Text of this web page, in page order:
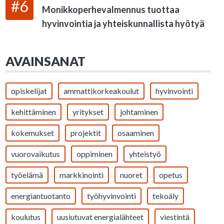
#6
Monikkoperhevalmennus tuottaa
hyvinvointia ja yhteiskunnallista hyötyä
AVAINSANAT
opiskelijat ammattikorkeakoulut hyvinvointi
kehittäminen yritykset johtaminen
kokemukset projektit osaaminen
vuorovaikutus oppiminen yhteistyö
työelämä markkinointi nuoret opetus
energiantuotanto työhyvinvointi tekoäly
koulutus uusiutuvat energialähteet viestintä